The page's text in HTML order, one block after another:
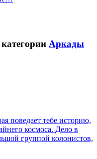
Аркады
поведает тебе историю,
космоса. Дело в
группой колонистов,